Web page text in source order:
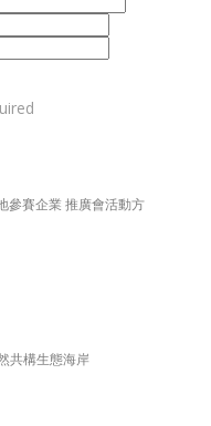
參賽企業 推廣會活動方
共構生態海岸